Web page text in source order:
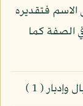
فتقديره
الصفة كما
( 1 )